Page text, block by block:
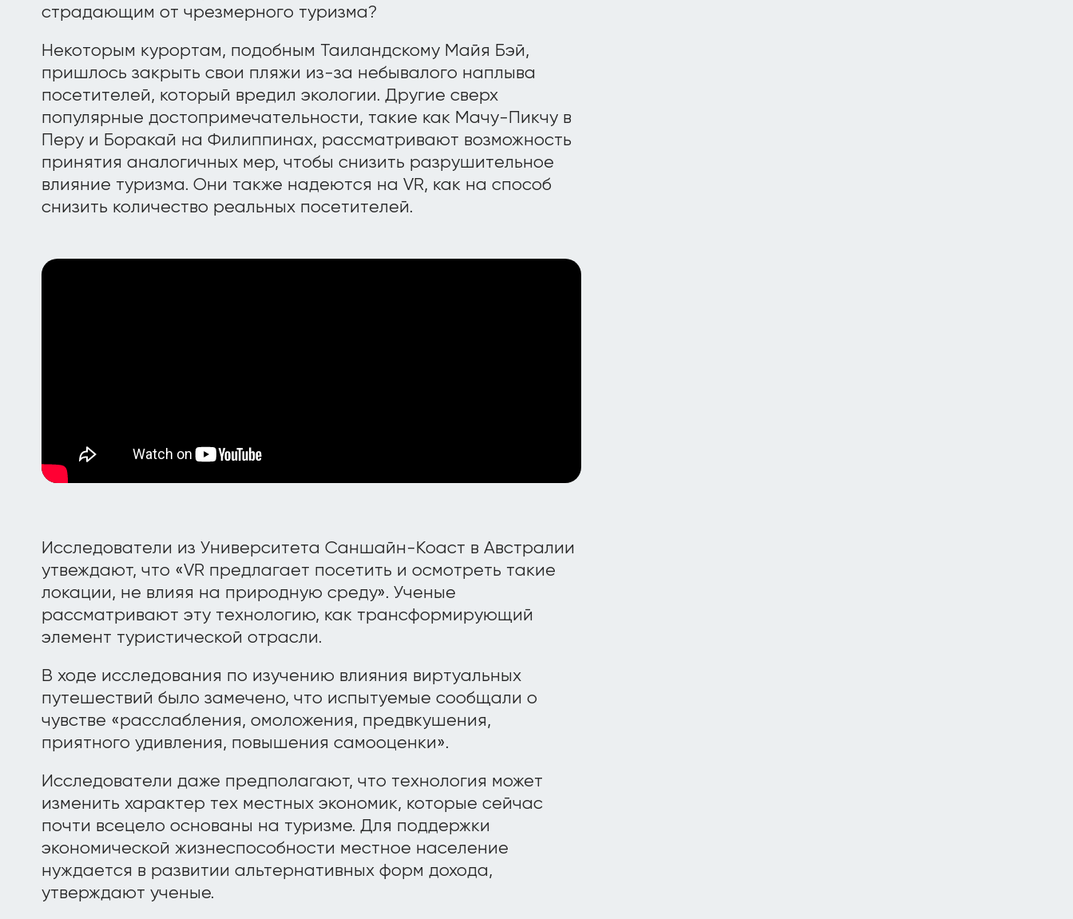
страдающим от чрезмерного туризма?
Некоторым курортам, подобным Таиландскому Майя Бэй,
пришлось закрыть свои пляжи из-за небывалого наплыва
посетителей, который вредил экологии. Другие сверх
популярные достопримечательности, такие как Мачу-Пикчу в
Перу и Боракай на Филиппинах, рассматривают возможность
принятия аналогичных мер, чтобы снизить разрушительное
влияние туризма. Они также надеются на VR, как на способ
снизить количество реальных посетителей.
Исследователи из Университета Саншайн-Коаст в Австралии
утвеждают, что «VR предлагает посетить и осмотреть такие
локации, не влияя на природную среду». Ученые
рассматривают эту технологию, как трансформирующий
элемент туристической отрасли.
В ходе исследования по изучению влияния виртуальных
путешествий было замечено, что испытуемые сообщали о
чувстве «расслабления, омоложения, предвкушения,
приятного удивления, повышения самооценки».
Исследователи даже предполагают, что технология может
изменить характер тех местных экономик, которые сейчас
почти всецело основаны на туризме. Для поддержки
экономической жизнеспособности местное население
нуждается в развитии альтернативных форм дохода,
утверждают ученые.